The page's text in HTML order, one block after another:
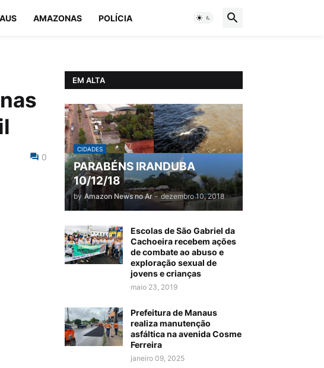
AMAZONAS POLÍCIA
0
EM ALTA
CIDADES
PARABÉNS IRANDUBA
10/12/18
by Amazon News no Ar - dezembro 10, 2018
Escolas de São Gabriel da
Cachoeira recebem ações
de combate ao abuso e
exploração sexual de
jovens e crianças
maio 23, 2019
Prefeitura de Manaus
realiza manutenção
asfáltica na avenida Cosme
Ferreira
janeiro 09, 2025